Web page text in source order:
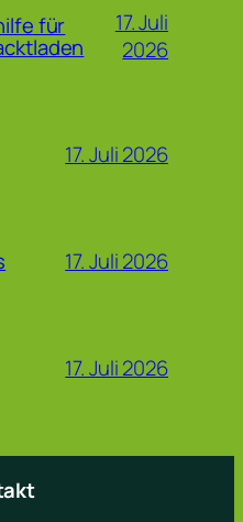
für
17. Juli
2026
17. Juli 2026
17. Juli 2026
17. Juli 2026